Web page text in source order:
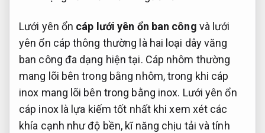
Lưới yên ổn cáp lưới yên ổn ban công và lưới
yên ổn cáp thông thường là hai loại dây văng
ban công đa dạng hiện tại. Cáp nhôm thường
mang lõi bên trong bằng nhôm, trong khi cáp
inox mang lõi bên trong bằng inox. Lưới yên ổn
cáp inox là lựa kiếm tốt nhất khi xem xét các
khía cạnh như độ bền, kĩ năng chịu tải và tính